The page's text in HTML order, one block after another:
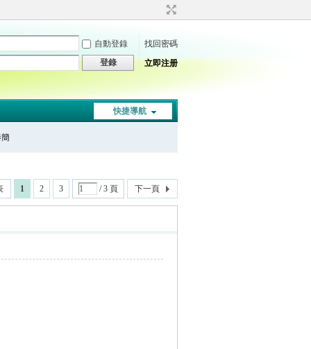
自動登錄
找回密碼
登錄
立即注册
快捷導航
1 2 3 / 3 頁 下一頁